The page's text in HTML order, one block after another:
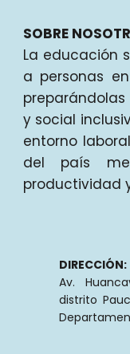
SOBRE
La educación
a personas
y social
entorno
del país
productividad
DIRECCIÓN:
Av.
distrito